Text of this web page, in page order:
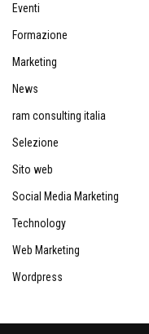
Eventi
Formazione
Marketing
News
ram consulting italia
Selezione
Sito web
Social Media Marketing
Technology
Web Marketing
Wordpress